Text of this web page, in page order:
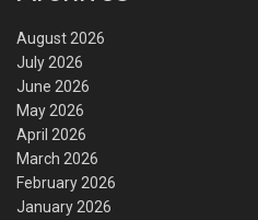
August 2026
July 2026
June 2026
May 2026
April 2026
March 2026
February 2026
January 2026